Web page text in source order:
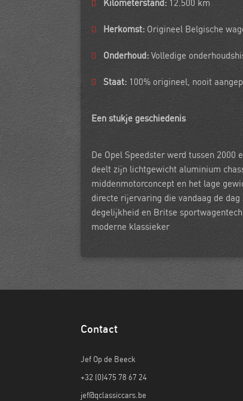
Kilometerstand: 12.500 km
Herkomst: Origineel Belgische
Onderhoud: Volledige
Staat: 100% origineel, nooit
Een stukje geschiedenis
De Opel Speedster werd tussen
deelt zijn lichtgewicht aluminium
middenmotorconcept en het lage
directe rijervaring die vandaag de
degelijkheid en Britse
moderne klassieker
Contact
Jef Op de Beeck
+32 (0)475 78 67 24
jef@qclassiccars.be